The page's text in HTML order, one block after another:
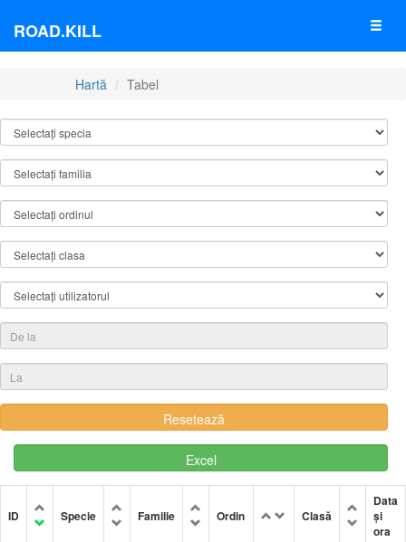
ROAD.KILL
Hartă Tabel
Excel
ID Specie Familie Ordin Clasă
Data
și
ora